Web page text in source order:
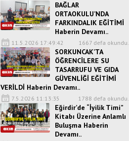
BAĞLAR
ORTAOKULU’NDA
FARKINDALIK EĞİTİMİ
Haberin Devamı..
11.5.2026 17:49:42 1667 defa okundu.
SORKUNCAK’TA
ÖĞRENCİLERE SU
TASARRUFU VE GIDA
GÜVENLİĞİ EĞİTİMİ
VERİLDİ Haberin Devamı..
7.5.2026 11:13:35 1788 defa okundu.
Eğirdir’de “İyilik Timi”
Kitabı Üzerine Anlamlı
Buluşma Haberin
Devamı..